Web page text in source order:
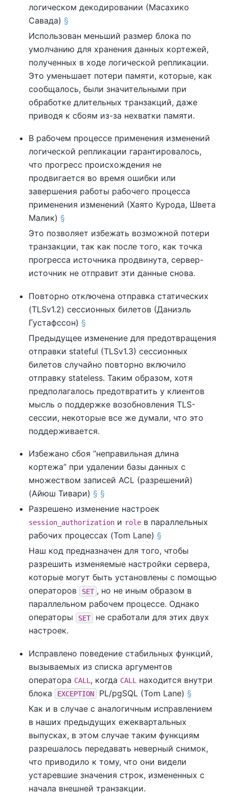
логическом декодировании (Масахико
Савада) §
Использован меньший размер блока по
умолчанию для хранения данных кортежей,
полученных в ходе логической репликации.
Это уменьшает потери памяти, которые, как
сообщалось, были значительными при
обработке длительных транзакций, даже
приводя к сбоям из-за нехватки памяти.
В рабочем процессе применения изменений
логической репликации гарантировалось,
что прогресс происхождения не
продвигается во время ошибки или
завершения работы рабочего процесса
применения изменений (Хаято Курода, Швета
Малик) §
Это позволяет избежать возможной потери
транзакции, так как после того, как точка
прогресса источника продвинута, сервер-
источник не отправит эти данные снова.
Повторно отключена отправка статических
(TLSv1.2) сессионных билетов (Даниэль
Густафссон) §
Предыдущее изменение для предотвращения
отправки stateful (TLSv1.3) сессионных
билетов случайно повторно включило
отправку stateless. Таким образом, хотя
предполагалось предотвратить у клиентов
мысль о поддержке возобновления TLS-
сессии, некоторые все же думали, что это
поддерживается.
Избежано сбоя “неправильная длина
кортежа” при удалении базы данных с
множеством записей ACL (разрешений)
(Айюш Тивари) § §
Разрешено изменение настроек
session_authorization и role в параллельных
рабочих процессах (Tom Lane) §
Наш код предназначен для того, чтобы
разрешить изменяемые настройки сервера,
которые могут быть установлены с помощью
операторов
SET , но не иным образом в
параллельном рабочем процессе. Однако
операторы
SET
не сработали для этих двух
настроек.
Исправлено поведение стабильных функций,
вызываемых из списка аргументов
оператора CALL , когда CALL
находится внутри
блока
EXCEPTION PL/pgSQL (Tom Lane) §
Как и в случае с аналогичным исправлением
в наших предыдущих ежеквартальных
выпусках, в этом случае таким функциям
разрешалось передавать неверный снимок,
что приводило к тому, что они видели
устаревшие значения строк, измененных с
начала внешней транзакции.